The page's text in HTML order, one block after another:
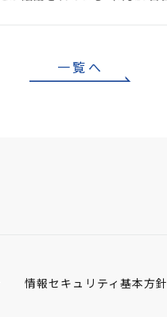
一覧へ
情報セキュリティ基本方針